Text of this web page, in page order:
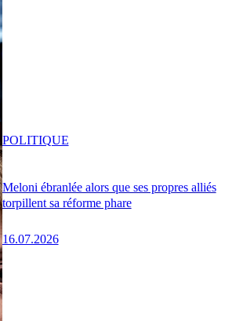
Meloni ébranlée alors que ses propres alliés
torpillent sa réforme phare
16.07.2026
POLITIQUE